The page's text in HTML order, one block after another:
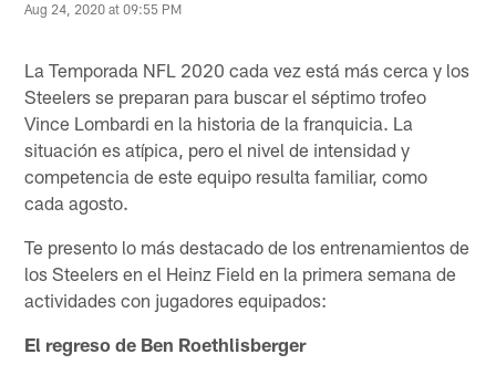
Aug 24, 2020 at 09:55 PM
La Temporada NFL 2020 cada vez está más cerca y los
Steelers se preparan para buscar el séptimo trofeo
Vince Lombardi en la historia de la franquicia. La
situación es atípica, pero el nivel de intensidad y
competencia de este equipo resulta familiar, como
cada agosto.
Te presento lo más destacado de los entrenamientos de
los Steelers en el Heinz Field en la primera semana de
actividades con jugadores equipados:
El regreso de Ben Roethlisberger